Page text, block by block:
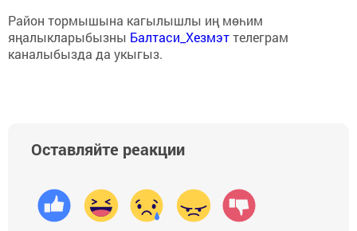
Район тормышына кагылышлы иң мөһим
яңалыкларыбызны Балтаси_Хезмэттелеграм
каналыбызда да укыгыз.
Оставляйте реакции